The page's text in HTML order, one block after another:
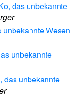
das unbekannte
unbekannte Wesen
unbekannte
das unbekannte